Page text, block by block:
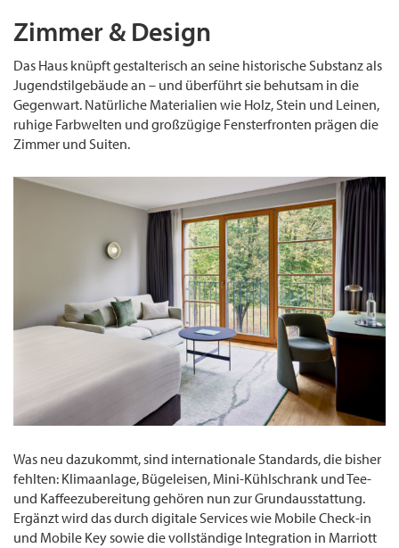
Zimmer & Design
Das Haus knüpft gestalterisch an seine historische Substanz als
Jugendstilgebäude an – und überführt sie behutsam in die
Gegenwart. Natürliche Materialien wie Holz, Stein und Leinen,
ruhige Farbwelten und großzügige Fensterfronten prägen die
Zimmer und Suiten.
Was neu dazukommt, sind internationale Standards, die bisher
fehlten: Klimaanlage, Bügeleisen, Mini-Kühlschrank und Tee-
und Kaffeezubereitung gehören nun zur Grundausstattung.
Ergänzt wird das durch digitale Services wie Mobile Check-in
und Mobile Key sowie die vollständige Integration in Marriott